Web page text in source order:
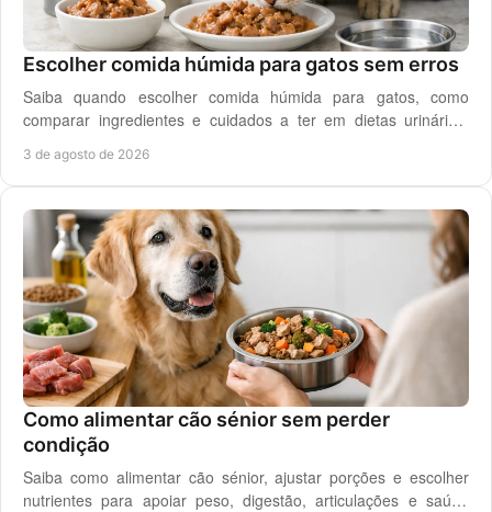
Escolher comida húmida para gatos sem erros
Saiba quando escolher comida húmida para gatos, como
comparar ingredientes e cuidados a ter em dietas urinárias,
3 de agosto de 2026
Como alimentar cão sénior sem perder
condição
Saiba como alimentar cão sénior, ajustar porções e escolher
nutrientes para apoiar peso, digestão, articulações e saúde